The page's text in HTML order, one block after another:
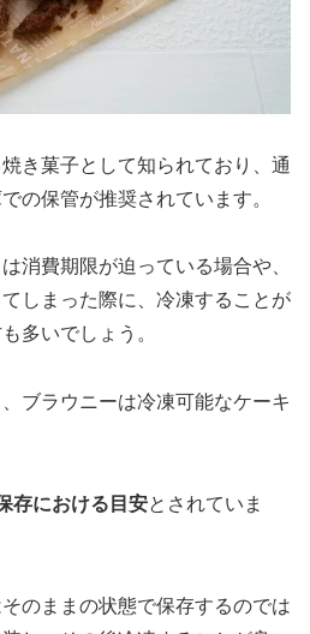
き菓子として知られており、通
の保管が推奨されています。
消費期限が迫っている場合や、
しまった際に、冷凍することが
多いでしょう。
ブラウニーは冷凍可能なケーキ
存における目安とされていま
のままの状態で保存するのでは